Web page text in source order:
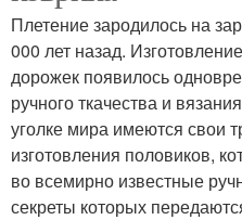
Плетение зародилось на
000 лет назад.
дорожек появилось
ручного ткачества и
уголке мира имеются свои
изготовления половиков,
во всемирно известные
секреты которых